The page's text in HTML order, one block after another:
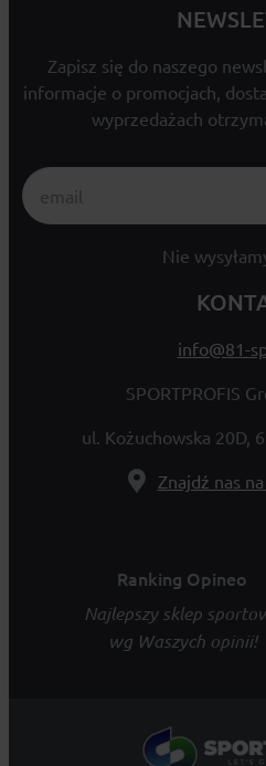
Zapisz się do naszego
informacje o promocjach,
wyprzedażach
Nie
info@81-
SPORTPROFIS
ul. Kożuchowska 20D,
Znajdź nas
Ranking Opineo
Najlepszy sklep
wg Waszych opinii!